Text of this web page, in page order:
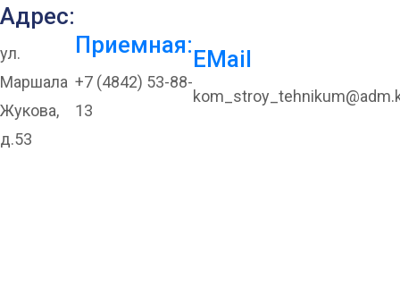
Адрес:
ул.
Маршала
Жукова,
д.53
Приемная:
+7 (4842) 53-88-
13
EMail